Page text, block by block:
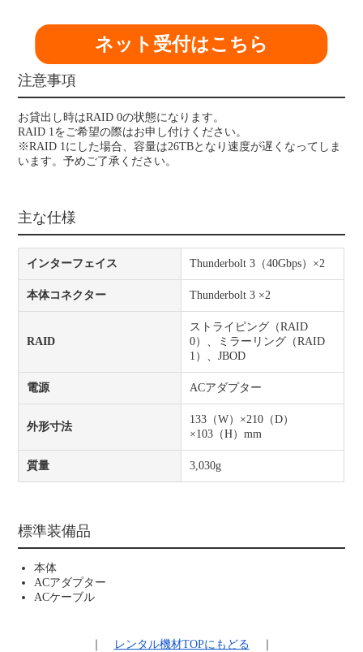
ネット受付はこちら
注意事項
お貸出し時はRAID 0の状態になります。
RAID 1をご希望の際はお申し付けください。
※RAID 1にした場合、容量は26TBとなり速度が遅くなってしま
います。予めご了承ください。
主な仕様
インターフェイス Thunderbolt 3（40Gbps）×2
本体コネクター Thunderbolt 3 ×2
RAID
ストライピング（RAID
0）、ミラーリング（RAID
1）、JBOD
電源 ACアダプター
外形寸法
133（W）×210（D）
×103（H）mm
質量 3,030g
標準装備品
本体
ACアダプター
ACケーブル
レンタル機材TOPにもどる